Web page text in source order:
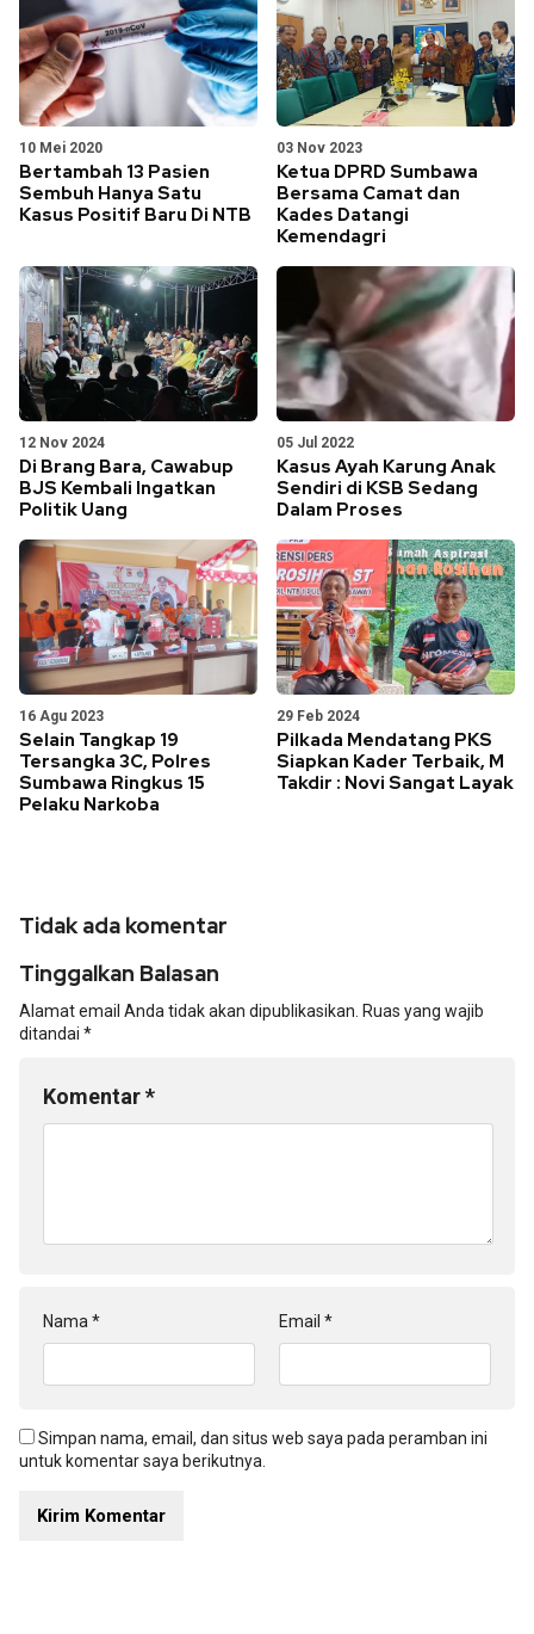
10 Mei 2020
Bertambah 13 Pasien
Sembuh Hanya Satu
Kasus Positif Baru Di NTB
03 Nov 2023
Ketua DPRD Sumbawa
Bersama Camat dan
Kades Datangi
Kemendagri
12 Nov 2024
Di Brang Bara, Cawabup
BJS Kembali Ingatkan
Politik Uang
05 Jul 2022
Kasus Ayah Karung Anak
Sendiri di KSB Sedang
Dalam Proses
16 Agu 2023
Selain Tangkap 19
Tersangka 3C, Polres
Sumbawa Ringkus 15
Pelaku Narkoba
29 Feb 2024
Pilkada Mendatang PKS
Siapkan Kader Terbaik, M
Takdir : Novi Sangat Layak
Tidak ada komentar
Tinggalkan Balasan
Alamat email Anda tidak akan dipublikasikan. Ruas yang wajib
ditandai *
Komentar*
Nama * Email *
Simpan nama, email, dan situs web saya pada peramban ini
untuk komentar saya berikutnya.